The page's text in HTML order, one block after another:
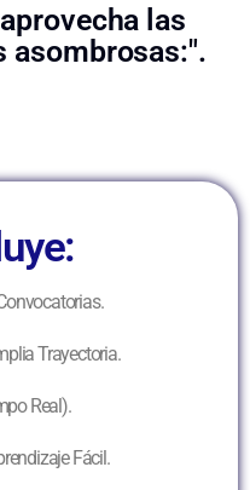
las
asombrosas:".
Trayectoria.
Real).
Fácil.